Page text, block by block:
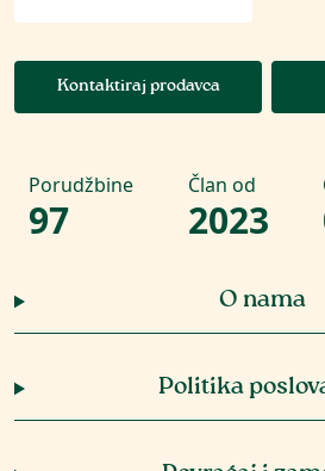
Kontaktiraj prodavca
Porudžbine
97
Član od
2023
O nama
Politika